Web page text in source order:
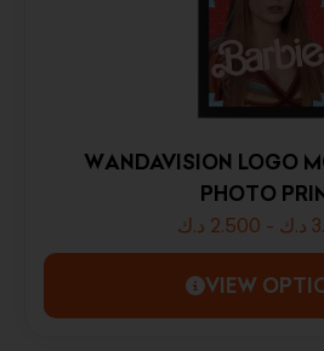
WANDAVISION LOGO
PHOTO
2.500 د.ك - د.ك
VIEW